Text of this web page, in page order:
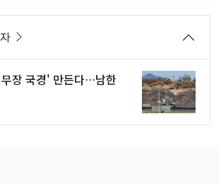
장 국경' 만든다…남한